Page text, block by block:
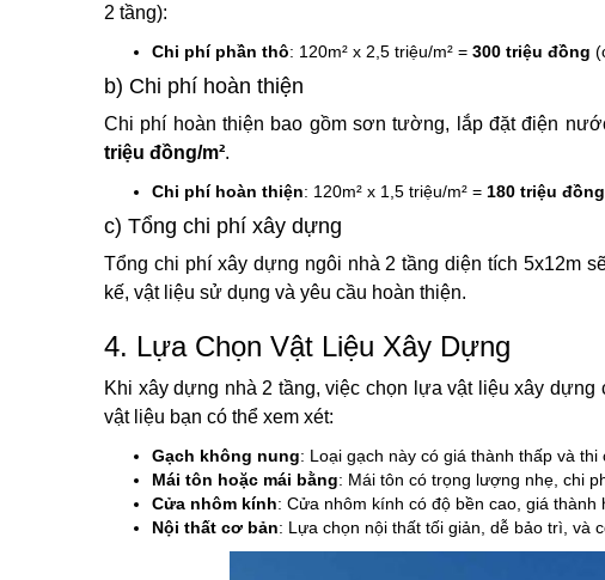
2 tầng):
Chi phí phần thô: 120m² x 2,5 triệu/m² = 300 triệu đồng
b) Chi phí hoàn thiện
Chi phí hoàn thiện bao gồm sơn tường, lắp đặt điện
triệu đồng/m².
Chi phí hoàn thiện: 120m² x 1,5 triệu/m² = 180 triệu đồng
c) Tổng chi phí xây dựng
Tổng chi phí xây dựng ngôi nhà 2 tầng diện tích 5x12m
kế, vật liệu sử dụng và yêu cầu hoàn thiện.
4. Lựa Chọn Vật Liệu Xây Dựng
Khi xây dựng nhà 2 tầng, việc chọn lựa vật liệu xây
vật liệu bạn có thể xem xét:
Gạch không nung: Loại gạch này có giá thành thấp và
Mái tôn hoặc mái bằng: Mái tôn có trọng lượng nhẹ, chi
Cửa nhôm kính: Cửa nhôm kính có độ bền cao, giá thành
Nội thất cơ bản: Lựa chọn nội thất tối giản, dễ bảo trì, và